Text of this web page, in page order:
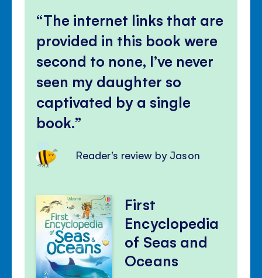
The internet links that are
provided in this book were
second to none, I’ve never
seen my daughter so
captivated by a single
book.
Reader's review by Jason
First
Encyclopedia
of Seas and
Oceans